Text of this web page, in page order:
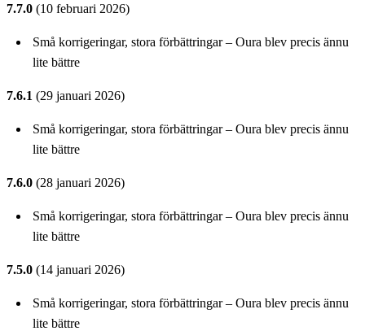
7.7.0 (10 februari 2026)
Små korrigeringar, stora förbättringar – Oura blev precis ännu
lite bättre
7.6.1 (29 januari 2026)
Små korrigeringar, stora förbättringar – Oura blev precis ännu
lite bättre
7.6.0 (28 januari 2026)
Små korrigeringar, stora förbättringar – Oura blev precis ännu
lite bättre
7.5.0 (14 januari 2026)
Små korrigeringar, stora förbättringar – Oura blev precis ännu
lite bättre